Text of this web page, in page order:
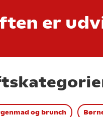
er
og brunch